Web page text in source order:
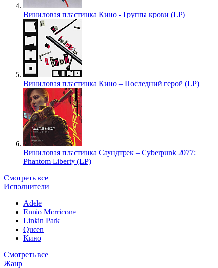
Виниловая пластинка Кино - Группа крови (LP)
Виниловая пластинка Кино – Последний герой (LP)
Виниловая пластинка Саундтрек – Cyberpunk 2077:
Phantom Liberty (LP)
Смотреть все
Исполнители
Adele
Ennio Morricone
Linkin Park
Queen
Кино
Смотреть все
Жанр